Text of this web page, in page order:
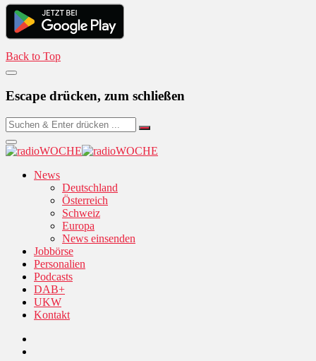
Back to Top
Escape drücken, zum schließen
News
Deutschland
Österreich
Schweiz
Europa
News einsenden
Jobbörse
Personalien
Podcasts
DAB+
UKW
Kontakt